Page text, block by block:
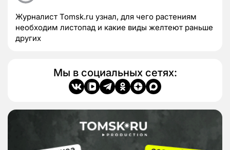
Журналист Tomsk.ru узнал, для чего растениям
необходим листопад и какие виды желтеют раньше
других
Мы в социальных сетях: